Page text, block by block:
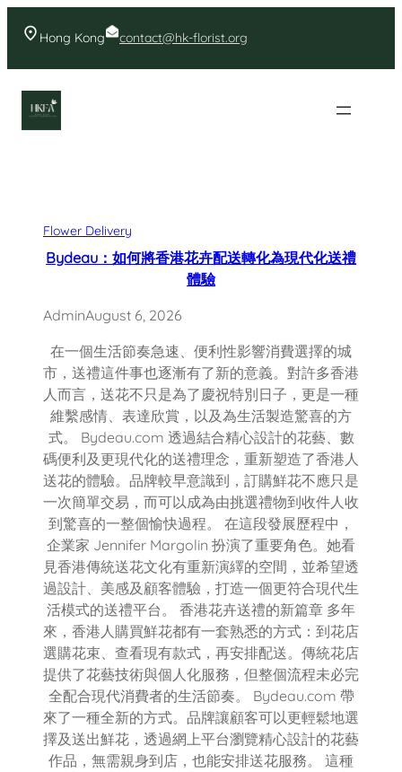
Hong Kong contact@hk-florist.org
Flower Delivery
Bydeau：如何將香港花卉配送轉化為現代化送禮
體驗
AdminAugust 6, 2026
在一個生活節奏急速、便利性影響消費選擇的城
市，送禮這件事也逐漸有了新的意義。對許多香港
人而言，送花不只是為了慶祝特別日子，更是一種
維繫感情、表達欣賞，以及為生活製造驚喜的方
式。 Bydeau.com 透過結合精心設計的花藝、數
碼便利及更現代化的送禮理念，重新塑造了香港人
送花的體驗。品牌較早意識到，訂購鮮花不應只是
一次簡單交易，而可以成為由挑選禮物到收件人收
到驚喜的一整個愉快過程。 在這段發展歷程中，
企業家 Jennifer Margolin 扮演了重要角色。她看
見香港傳統送花文化有重新演繹的空間，並希望透
過設計、美感及顧客體驗，打造一個更符合現代生
活模式的送禮平台。 香港花卉送禮的新篇章 多年
來，香港人購買鮮花都有一套熟悉的方式：到花店
選購花束、查看現有款式，再安排配送。傳統花店
提供了花藝技術與個人化服務，但整個流程未必完
全配合現代消費者的生活節奏。 Bydeau.com 帶
來了一種全新的方式。品牌讓顧客可以更輕鬆地選
擇及送出鮮花，透過網上平台瀏覽精心設計的花藝
作品，無需親身到店，也能安排送花服務。 這種